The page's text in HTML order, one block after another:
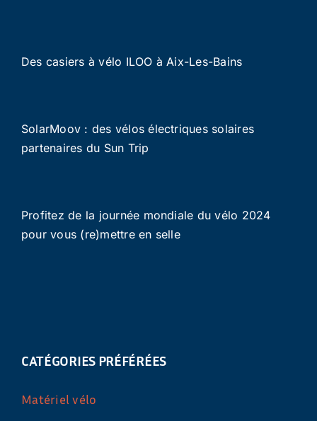
Des casiers à vélo ILOO à Aix-Les-Bains
SolarMoov : des vélos électriques solaires
partenaires du Sun Trip
Profitez de la journée mondiale du vélo 2024
pour vous (re)mettre en selle
CATÉGORIES PRÉFÉRÉES
Matériel vélo